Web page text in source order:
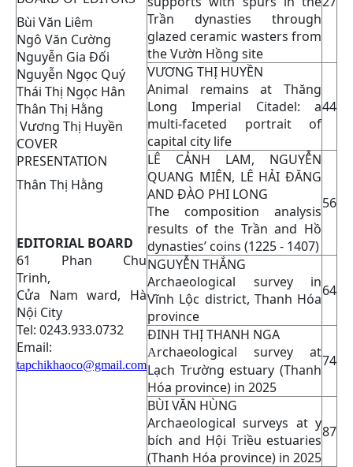
Bùi Văn Liêm
Ngô Văn Cường
Nguyễn Gia Đối
Nguyễn Ngọc Quý
Thái Thị Ngọc Hân
Thân Thị Hằng
Vương Thị Huyền
COVER
PRESENTATION
Thân Thị Hằng
EDITORIAL BOARD
61 Phan Chu
Trinh,
Cửa Nam ward, Hà
Nội City
Tel: 0243.933.0732
Email:
tapchikhaoco@gmail.com
Trần dynasties through
glazed ceramic wasters from
the Vườn Hồng site
VƯƠNG THỊ HUYỀN
Animal remains at Thăng
Long Imperial Citadel: a
multi-faceted portrait of
capital city life
44
LÊ CẢNH LAM, NGUYỄN
QUANG MIÊN, LÊ HẢI ĐĂNG
AND ĐÀO PHI LONG
The composition analysis
results of the Trần and Hồ
dynasties’ coins (1225 - 1407)
56
NGUYỄN THẮNG
Archaeological survey in
Vĩnh Lộc district, Thanh Hóa
province
64
ĐINH THỊ THANH NGA
Archaeological survey at
Lạch Trường estuary (Thanh
Hóa province) in 2025
74
BÙI VĂN HÙNG
Archaeological surveys at y
bích and Hội Triều estuaries
(Thanh Hóa province) in 2025
87